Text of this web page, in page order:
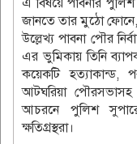
জানতে তার মুঠো ফোনে,
উল্লেখ্য পাবনা পৌর
এর ভুমিকায় তিনি
কয়েকটি হত্যাকান্ড,
আটঘরিয়া পৌরসভাসহ
আচরনে পুলিশ
ক্ষতিগ্রস্থরা।